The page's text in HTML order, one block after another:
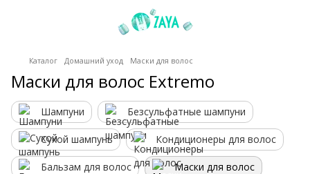
Каталог Домашний уход Маски для волос
Маски для волос Extremo
Шампуни Безсульфатные шампуни
Сухой шампунь Кондиционеры для волос
Бальзам для волос Маски для волос